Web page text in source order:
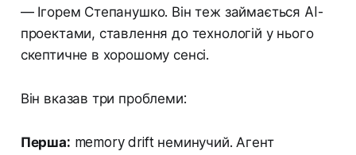
— Ігорем Степанушко. Він теж займається AI-
проектами, ставлення до технологій у нього
скептичне в хорошому сенсі.
Він вказав три проблеми:
Перша: memory drift неминучий. Агент